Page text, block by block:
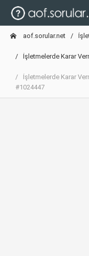
aof.sorular.net
İşletmelerde Karar
İşletmelerde Karar
#1024447